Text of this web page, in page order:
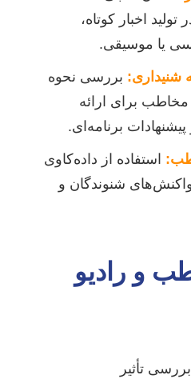
اخبار کوتاه،
یا موسیقی.
بررسی نحوه
مخاطب برای ارائه
برنامه‌ای.
استفاده از داده‌کاوی
شنوندگان و
و رادیو
بررسی تأثیر